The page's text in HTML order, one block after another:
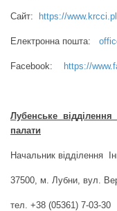
Сайт: https://
Електронна пошта:
Facebook: https://
Лубенське відділення
палати
Начальник відділення
37500, м. Лубни, вул.
тел. +38 (05361) 7-03-30